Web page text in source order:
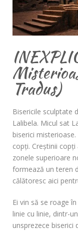
Tradus)
Bisericile sculptate
Lalibela. Micul sat
biserici
copţi. Creştinii
zonele superioare
formează un teren
călătoresc aici
Ei vin să se roage
linie cu linie, dintr-
unsprezece biserici